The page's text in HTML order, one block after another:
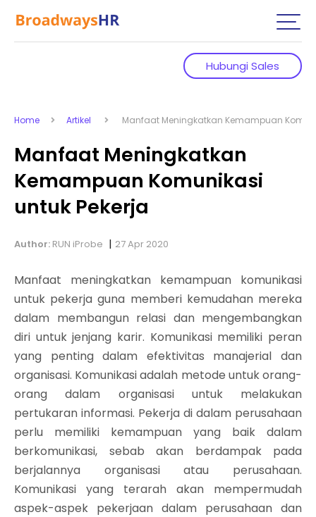
Hubungi Sales
Home Artikel Manfaat Meningkatkan Kemampuan
Manfaat Meningkatkan
Kemampuan Komunikasi
untuk Pekerja
Author: RUN iProbe | 27 Apr 2020
Manfaat meningkatkan kemampuan komunikasi
untuk pekerja guna memberi kemudahan mereka
dalam membangun relasi dan mengembangkan
diri untuk jenjang karir. Komunikasi memiliki peran
yang penting dalam efektivitas manajerial dan
organisasi. Komunikasi adalah metode untuk orang-
orang dalam organisasi untuk melakukan
pertukaran informasi. Pekerja di dalam perusahaan
perlu memiliki kemampuan yang baik dalam
berkomunikasi, sebab akan berdampak pada
berjalannya organisasi atau perusahaan.
Komunikasi yang terarah akan mempermudah
aspek-aspek pekerjaan dalam perusahaan dan